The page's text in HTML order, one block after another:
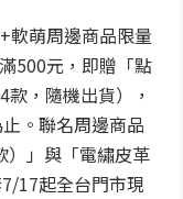
軟萌周邊商品限量
500元，即贈「點
，隨機出貨），
。聯名周邊商品
）」與「電繡皮革
17起全台門市現